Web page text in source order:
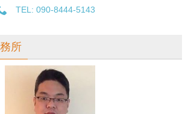
TEL: 090-8444-5143
所